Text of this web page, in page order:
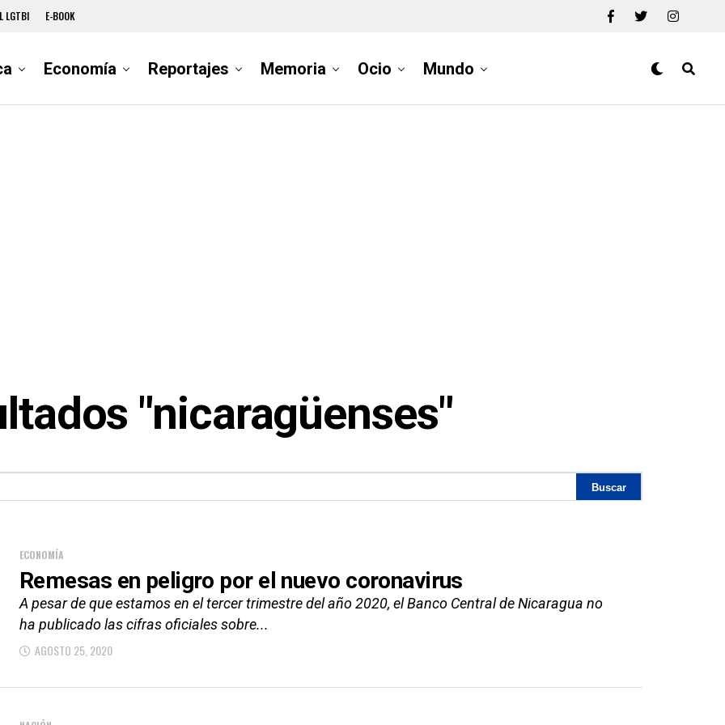
LGTBI E-BOOK
Economía Reportajes Memoria Ocio Mundo
"nicaragüenses"
ECONOMÍA
Remesas en peligro por el nuevo coronavirus
A pesar de que estamos en el tercer trimestre del año 2020, el Banco Central de Nicaragua no
ha publicado las cifras oficiales sobre...
AGOSTO 25, 2020